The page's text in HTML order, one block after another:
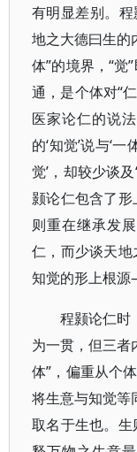
有明显差别。
地之大德曰生的
体”的境界，“觉
通，是个体对“
医家论仁的说
的‘知觉’说与‘
觉’，却较少谈
颢论仁包含了
则重在继承发
仁，而少谈天
知觉的形上根
程颢论仁时
为一贯，但三者
体”，偏重从个
将生意与知觉等
取名于生也。